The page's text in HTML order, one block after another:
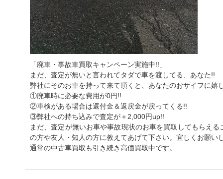
「廃車・事故車買取キャンペーン実施中!!」
まだ、査定が無いと言われてタダで車を渡してる、あなた!!
弊社にそのお車を持って来て頂くと、あなたのおサイフに嬉
①廃車時に必要な費用が0円!!
②車検がある場合は還付金＆返戻金が戻ってくる!!
③弊社への持ち込みで査定が＋2,000円up!!
まだ、査定が無いお車や事故現状のお車を買取してもらえ
の方や友人・知人の方に教えてあげて下さい。宜しくお願い
通常の中古車買取も引き続き高価買取中です。